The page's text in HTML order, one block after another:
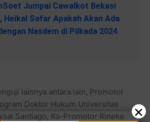
Jumpai Cawalkot Bekasi
Heikal Safar Apakah Akan Ada
Nasdem di Pilkada 2024
lainnya antara lain, Promotor
Doktor Hukum Universitas
Santiago, Ko-Promotor Rineke
×